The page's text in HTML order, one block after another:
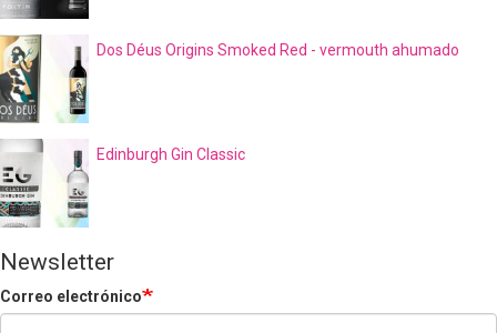
Dos Déus Origins Smoked Red - vermouth ahumado
Edinburgh Gin Classic
Newsletter
Correo electrónico